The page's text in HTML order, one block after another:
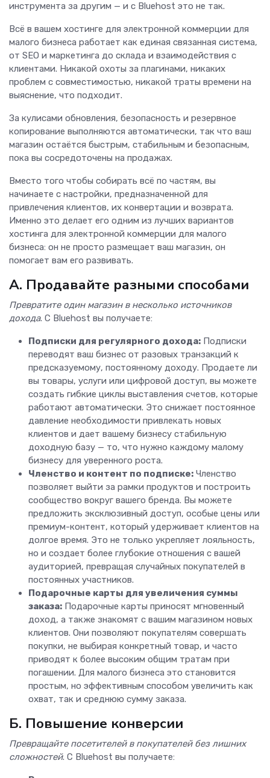
инструмента за другим — и с Bluehost это не так.
Всё в вашем хостинге для электронной коммерции для
малого бизнеса работает как единая связанная система,
от SEO и маркетинга до склада и взаимодействия с
клиентами. Никакой охоты за плагинами, никаких
проблем с совместимостью, никакой траты времени на
выяснение, что подходит.
За кулисами обновления, безопасность и резервное
копирование выполняются автоматически, так что ваш
магазин остаётся быстрым, стабильным и безопасным,
пока вы сосредоточены на продажах.
Вместо того чтобы собирать всё по частям, вы
начинаете с настройки, предназначенной для
привлечения клиентов, их конвертации и возврата.
Именно это делает его одним из лучших вариантов
хостинга для электронной коммерции для малого
бизнеса: он не просто размещает ваш магазин, он
помогает вам его развивать.
A. Продавайте разными способами
Превратите один магазин в несколько источников
дохода. С Bluehost вы получаете:
Подписки для регулярного дохода: Подписки
переводят ваш бизнес от разовых транзакций к
предсказуемому, постоянному доходу. Продаете ли
вы товары, услуги или цифровой доступ, вы можете
создать гибкие циклы выставления счетов, которые
работают автоматически. Это снижает постоянное
давление необходимости привлекать новых
клиентов и дает вашему бизнесу стабильную
доходную базу — то, что нужно каждому малому
бизнесу для уверенного роста.
Членство и контент по подписке: Членство
позволяет выйти за рамки продуктов и построить
сообщество вокруг вашего бренда. Вы можете
предложить эксклюзивный доступ, особые цены или
премиум-контент, который удерживает клиентов на
долгое время. Это не только укрепляет лояльность,
но и создает более глубокие отношения с вашей
аудиторией, превращая случайных покупателей в
постоянных участников.
Подарочные карты для увеличения суммы
заказа: Подарочные карты приносят мгновенный
доход, а также знакомят с вашим магазином новых
клиентов. Они позволяют покупателям совершать
покупки, не выбирая конкретный товар, и часто
приводят к более высоким общим тратам при
погашении. Для малого бизнеса это становится
простым, но эффективным способом увеличить как
охват, так и среднюю сумму заказа.
Б. Повышение конверсии
Превращайте посетителей в покупателей без лишних
сложностей. С Bluehost вы получаете: